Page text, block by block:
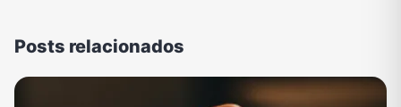
Posts relacionados